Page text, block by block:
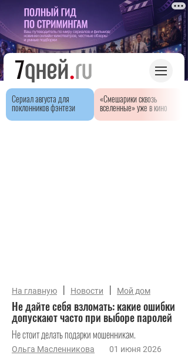
Сериал августа для
поклонников фэнтези
«Смешарики сквозь
вселенные» уже в кино
На главную | Новости | Мой дом
Не дайте себя взломать: какие ошибки
допускают часто при выборе паролей
Не стоит делать подарки мошенникам.
Ольга Масленникова 01 июня 2026